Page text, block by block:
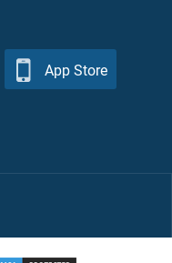
App Store